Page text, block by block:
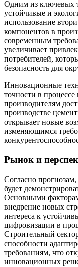
Одним из ключевых
устойчивые и
использование
компонентов в
современным
увеличивает
потребителей,
безопасность для
Инновационные
точности в процессе
производителям
производстве
открывает новые
изменяющимся
Рынок и
Согласно
будет
Основными
внедрение новых
интереса к
цифровизации в
Строительный
способности
требованиям, что
инновационных